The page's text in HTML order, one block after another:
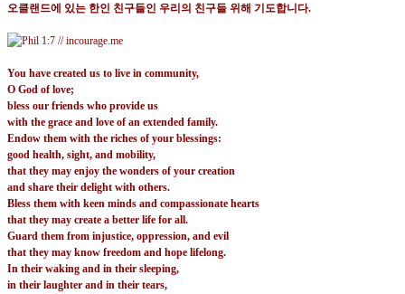
오클랜드에 있는 한인 친구들인 우리의 친구들 위해 기도합니다.
You have created us to live in community,
O God of love;
bless our friends who provide us
with the grace and love of an extended family.
Endow them with the riches of your blessings:
good health, sight, and mobility,
that they may enjoy the wonders of your creation
and share their delight with others.
Bless them with keen minds and compassionate hearts
that they may create a better life for all.
Guard them from injustice, oppression, and evil
that they may know freedom and hope lifelong.
In their waking and in their sleeping,
in their laughter and in their tears,